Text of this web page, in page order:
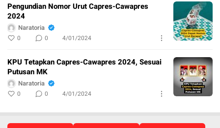
Pengundian Nomor Urut Capres-Cawapres
2024
Naratoria
0 0 4/01/2024
KPU Tetapkan Capres-Cawapres 2024, Sesuai
Putusan MK
Naratoria
0 0 4/01/2024